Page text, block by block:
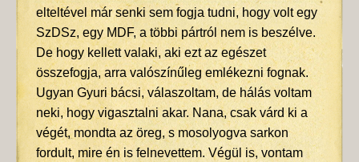
elteltével már senki sem fogja tudni, hogy volt egy
SzDSz, egy MDF, a többi pártról nem is beszélve.
De hogy kellett valaki, aki ezt az egészet
összefogja, arra valószínűleg emlékezni fognak.
Ugyan Gyuri bácsi, válaszoltam, de hálás voltam
neki, hogy vigasztalni akar. Nana, csak várd ki a
végét, mondta az öreg, s mosolyogva sarkon
fordult, mire én is felnevettem. Végül is, vontam